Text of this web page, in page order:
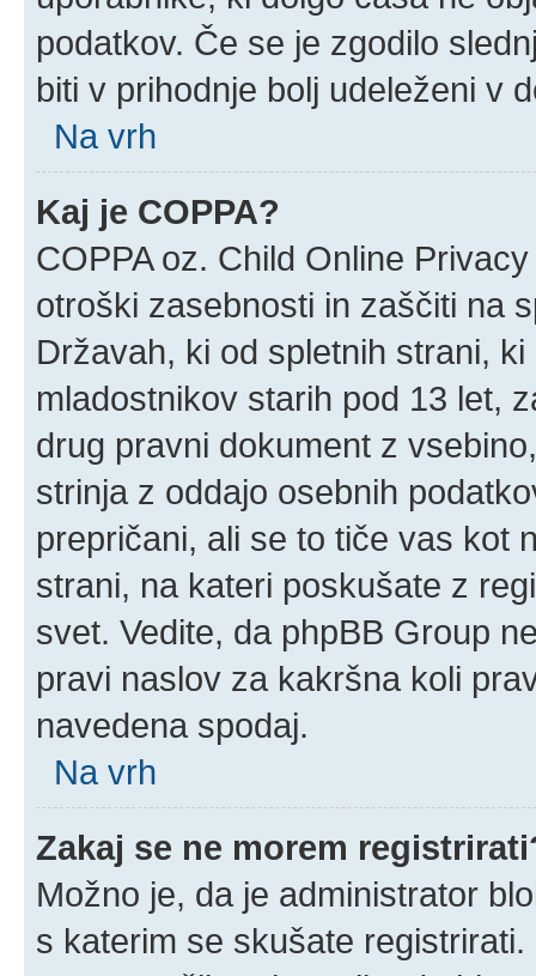
podatkov. Če se je zgodilo
biti v prihodnje bolj udeleženi v
Na vrh
Kaj je COPPA?
COPPA oz. Child Online
otroški zasebnosti in zaščiti na
Državah, ki od spletnih strani,
mladostnikov starih pod 13 let,
drug pravni dokument z
strinja z oddajo osebnih
prepričani, ali se to tiče vas kot
strani, na kateri poskušate z
svet. Vedite, da phpBB Group
pravi naslov za kakršna koli
navedena spodaj.
Na vrh
Zakaj se ne morem
Možno je, da je administrator
s katerim se skušate